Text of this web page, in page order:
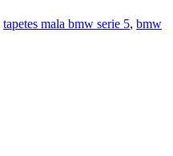
tapetes mala bmw serie 5, bmw